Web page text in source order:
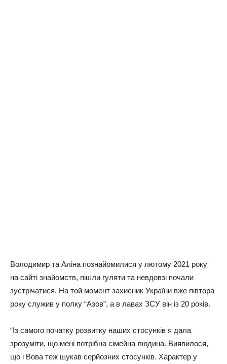
Володимир та Аліна познайомилися у лютому 2021 року
на сайті знайомств, пішли гуляти та невдовзі почали
зустрічатися. На той момент захисник України вже півтора
року служив у полку “Азов”, а в лавах ЗСУ він із 20 років.
“Із самого початку розвитку наших стосунків я дала
зрозуміти, що мені потрібна сімейна людина. Виявилося,
що і Вова теж шукав серйозних стосунків. Характер у